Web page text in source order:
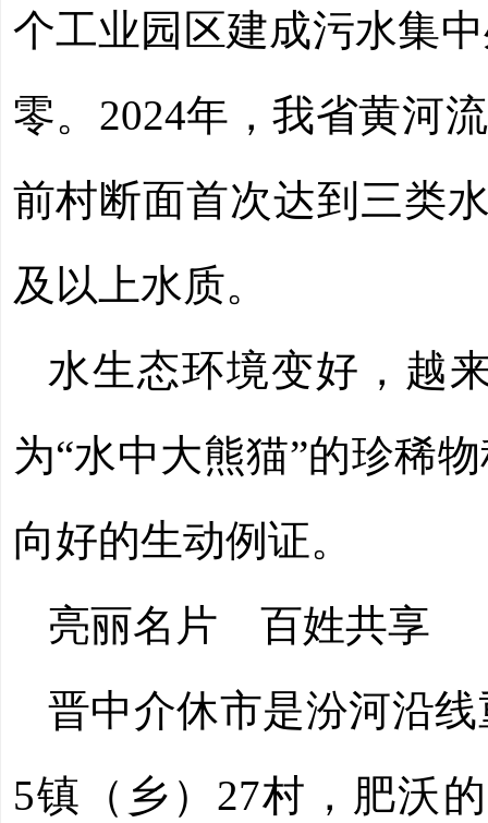
个工业园区建成污水集
零。2024年，我省黄河
前村断面首次达到三类
及以上水质。
水生态环境变好，越
为“水中大熊猫”的珍稀
向好的生动例证。
亮丽名片 百姓共享
晋中介休市是汾河沿
5镇（乡）27村，肥沃